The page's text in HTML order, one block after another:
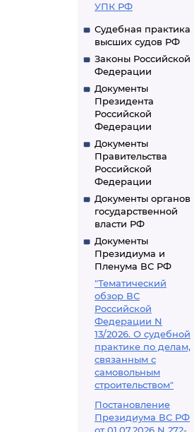
УПК РФ
Судебная практика
высших судов РФ
Законы Российской
Федерации
Документы
Президента
Российской
Федерации
Документы
Правительства
Российской
Федерации
Документы органов
государственной
власти РФ
Документы
Президиума и
Пленума ВС РФ
"Тематический
обзор ВС
Российской
Федерации N
13/2026. О судебной
практике по делам,
связанным с
самовольным
строительством"
Постановление
Президиума ВС РФ